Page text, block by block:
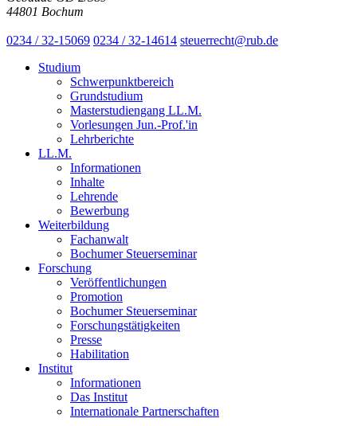
44801 Bochum
0234 / 32-15069 0234 / 32-14614 steuerrecht@rub.de
Studium
Schwerpunktbereich
Grundstudium
Masterstudiengang LL.M.
Vorlesungen Jun.-Prof.'in
Lehrberichte
LL.M.
Informationen
Inhalte
Lehrende
Bewerbung
Weiterbildung
Fachanwalt
Bochumer Steuerseminar
Forschung
Veröffentlichungen
Promotion
Bochumer Steuerseminar
Forschungstätigkeiten
Presse
Habilitation
Institut
Informationen
Das Institut
Internationale Partnerschaften